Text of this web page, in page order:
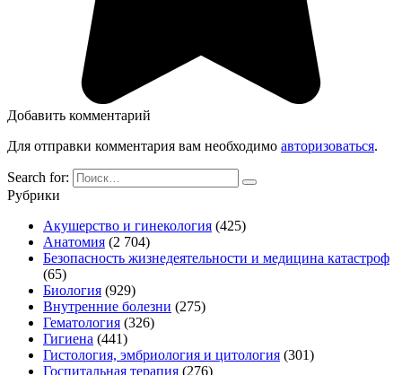
Добавить комментарий
Для отправки комментария вам необходимо авторизоваться.
Search for:
Рубрики
Акушерство и гинекология (425)
Анатомия (2 704)
Безопасность жизнедеятельности и медицина катастроф
(65)
Биология (929)
Внутренние болезни (275)
Гематология (326)
Гигиена (441)
Гистология, эмбриология и цитология (301)
Госпитальная терапия (276)